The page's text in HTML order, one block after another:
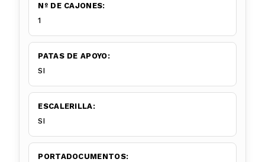
Nº DE CAJONES:
1
PATAS DE APOYO:
SI
ESCALERILLA:
SI
PORTADOCUMENTOS: